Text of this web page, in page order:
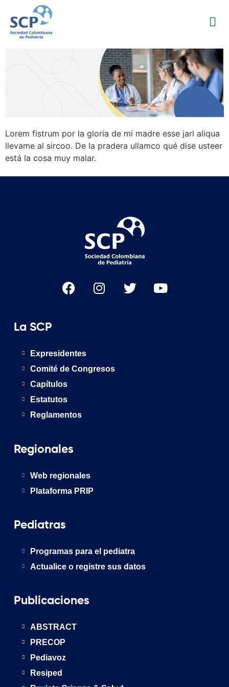
Lorem fistrum por la gloria de mi madre esse jarl aliqua
llevame al sircoo. De la pradera ullamco qué dise usteer
está la cosa muy malar.
La SCP
Expresidentes
Comité de Congresos
Capítulos
Estatutos
Reglamentos
Regionales
Web regionales
Plataforma PRIP
Pediatras
Programas para el pediatra
Actualice o registre sus datos
Publicaciones
ABSTRACT
PRECOP
Pediavoz
Resiped